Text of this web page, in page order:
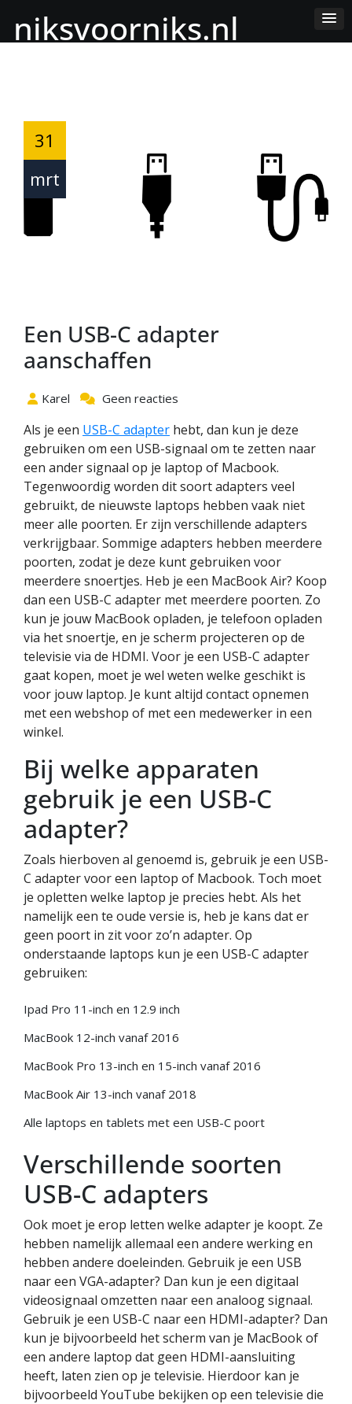
Content
niksvoorniks.nl
31
mrt
Een USB-C adapter
aanschaffen
Karel Geen reacties
Als je een USB-C adapter hebt, dan kun je deze
gebruiken om een USB-signaal om te zetten naar
een ander signaal op je laptop of Macbook.
Tegenwoordig worden dit soort adapters veel
gebruikt, de nieuwste laptops hebben vaak niet
meer alle poorten. Er zijn verschillende adapters
verkrijgbaar. Sommige adapters hebben meerdere
poorten, zodat je deze kunt gebruiken voor
meerdere snoertjes. Heb je een MacBook Air? Koop
dan een USB-C adapter met meerdere poorten. Zo
kun je jouw MacBook opladen, je telefoon opladen
via het snoertje, en je scherm projecteren op de
televisie via de HDMI. Voor je een USB-C adapter
gaat kopen, moet je wel weten welke geschikt is
voor jouw laptop. Je kunt altijd contact opnemen
met een webshop of met een medewerker in een
winkel.
Bij welke apparaten
gebruik je een USB-C
adapter?
Zoals hierboven al genoemd is, gebruik je een USB-
C adapter voor een laptop of Macbook. Toch moet
je opletten welke laptop je precies hebt. Als het
namelijk een te oude versie is, heb je kans dat er
geen poort in zit voor zo’n adapter. Op
onderstaande laptops kun je een USB-C adapter
gebruiken:
Ipad Pro 11-inch en 12.9 inch
MacBook 12-inch vanaf 2016
MacBook Pro 13-inch en 15-inch vanaf 2016
MacBook Air 13-inch vanaf 2018
Alle laptops en tablets met een USB-C poort
Verschillende soorten
USB-C adapters
Ook moet je erop letten welke adapter je koopt. Ze
hebben namelijk allemaal een andere werking en
hebben andere doeleinden. Gebruik je een USB
naar een VGA-adapter? Dan kun je een digitaal
videosignaal omzetten naar een analoog signaal.
Gebruik je een USB-C naar een HDMI-adapter? Dan
kun je bijvoorbeeld het scherm van je MacBook of
een andere laptop dat geen HDMI-aansluiting
heeft, laten zien op je televisie. Hierdoor kan je
bijvoorbeeld YouTube bekijken op een televisie die